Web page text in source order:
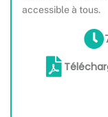
accessible à tous.